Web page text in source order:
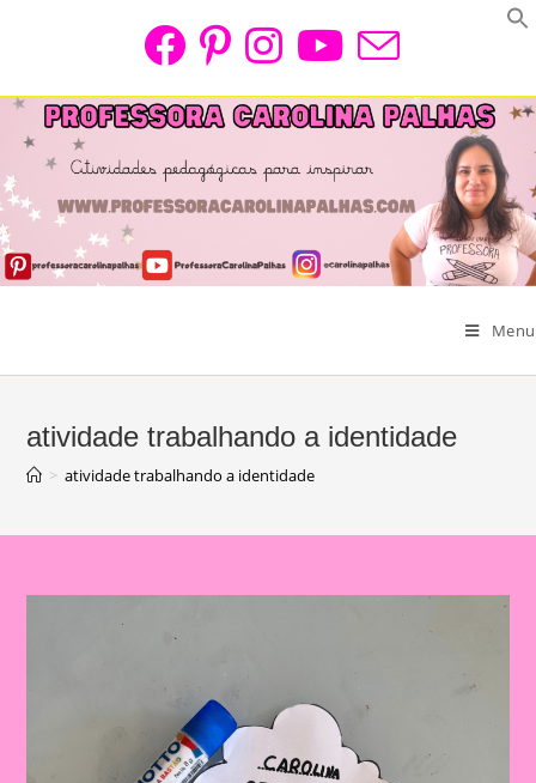
Menu
atividade trabalhando a identidade
> atividade trabalhando a identidade